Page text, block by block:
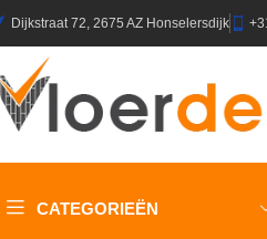
Dijkstraat 72, 2675 AZ Honselersdijk
CATEGORIEËN